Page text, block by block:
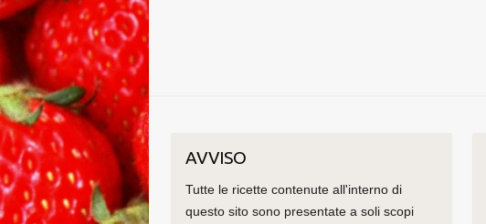
AVVISO
Tutte le ricette contenute all'interno di
questo sito sono presentate a soli scopi